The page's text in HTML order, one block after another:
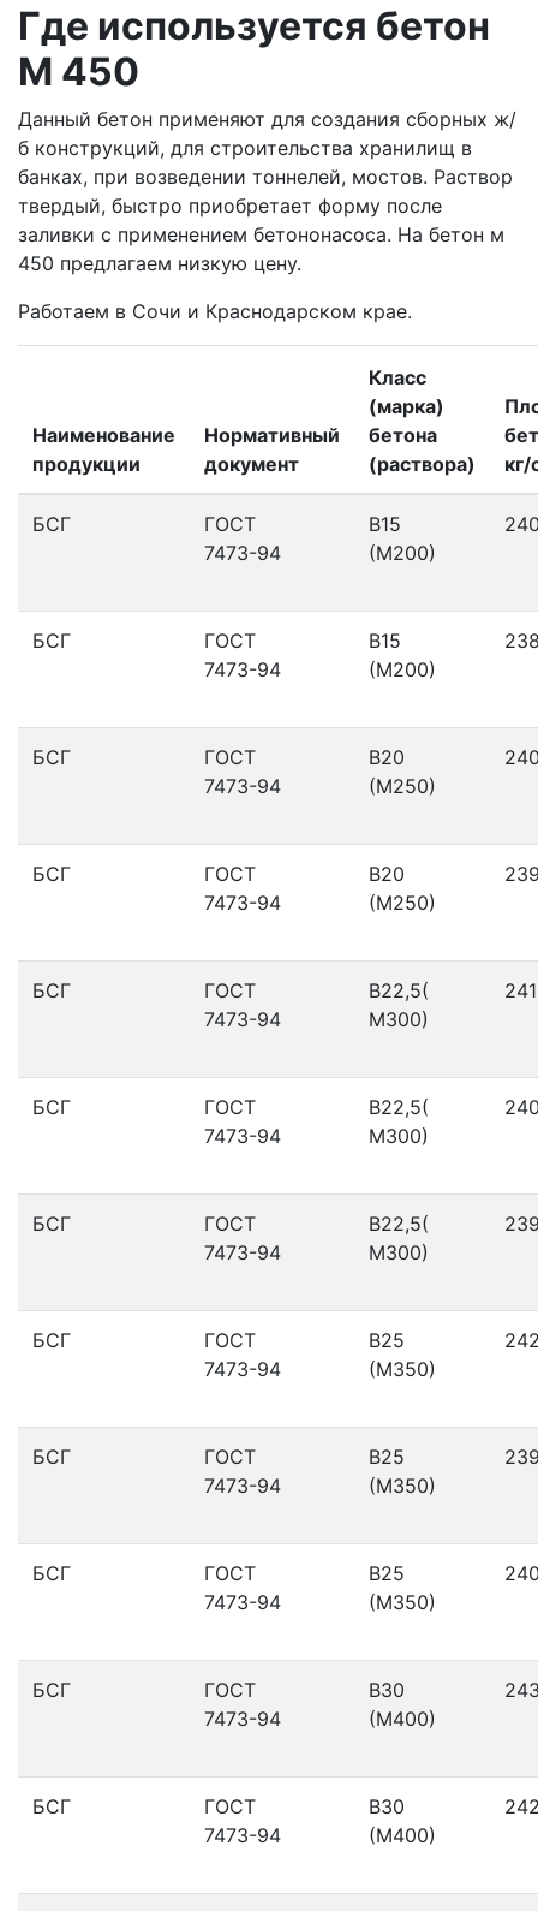
Где используется бетон
M 450
Данный бетон применяют для создания сборных ж/
б конструкций, для строительства хранилищ в
банках, при возведении тоннелей, мостов. Раствор
твердый, быстро приобретает форму после
заливки с применением бетононасоса. На бетон м
450 предлагаем низкую цену.
Работаем в Сочи и Краснодарском крае.
Наименование
продукции
Нормативный
документ
Класс
(марка)
бетона
(раствора)
кг/
БСГ
ГОСТ
7473-94
В15
(М200)
БСГ
ГОСТ
7473-94
В15
(М200)
БСГ
ГОСТ
7473-94
В20
(М250)
БСГ
ГОСТ
7473-94
В20
(М250)
БСГ
ГОСТ
7473-94
В22,5(
М300)
БСГ
ГОСТ
7473-94
В22,5(
М300)
БСГ
ГОСТ
7473-94
В22,5(
М300)
БСГ
ГОСТ
7473-94
В25
(М350)
БСГ
ГОСТ
7473-94
В25
(М350)
БСГ
ГОСТ
7473-94
В25
(М350)
БСГ
ГОСТ
7473-94
В30
(М400)
БСГ
ГОСТ
7473-94
В30
(М400)